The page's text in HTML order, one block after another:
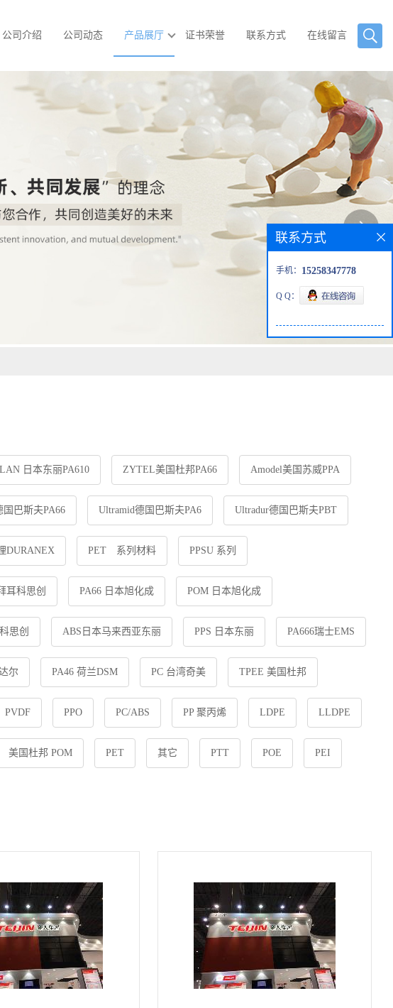
公司介绍 公司动态 产品展厅 证书荣誉 联系方式 在线留言
日本东丽PA610 ZYTEL美国杜邦PA66 Amodel美国苏威PPA
国巴斯夫PA66 Ultramid德国巴斯夫PA6 Ultradur德国巴斯夫PBT
DURANEX PET 系列材料 PPSU 系列
耳科思创 PA66 日本旭化成 POM 日本旭化成
思创 ABS日本马来西亚东丽 PPS 日本东丽 PA666瑞士EMS
尔 PA46 荷兰DSM PC 台湾奇美 TPEE 美国杜邦
PVDF PPO PC/ABS PP 聚丙烯 LDPE LLDPE
美国杜邦 POM PET 其它 PTT POE PEI
联系方式
手机： 15258347778
Q Q：